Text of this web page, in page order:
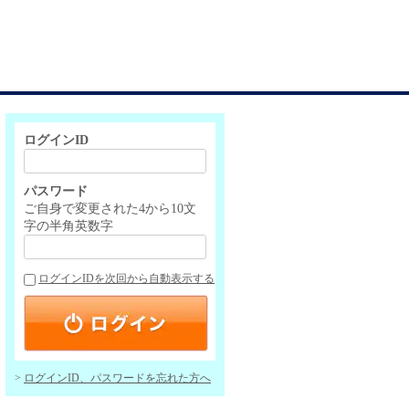
ログインID
パスワード
ご自身で変更された4から10文
字の半角英数字
ログインIDを次回から自動表示する
ログインID、パスワードを忘れた方へ